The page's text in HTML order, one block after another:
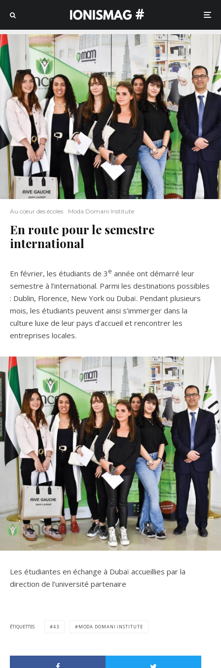
#
Au cœur des écoles Moda Domani Institute
En route pour le semestre
international
En février, les étudiants de 3e année ont démarré leur
semestre à l’international. Parmi les destinations possibles
: Dublin, Florence, New York ou Dubaï. Pendant plusieurs
mois, les étudiants peuvent ainsi s’immerger dans la
culture luxe de leur pays d’accueil et rencontrer les
entreprises locales.
Les étudiantes en échange à Dubaï accueillies par la
direction de l’université partenaire
ÉTIQUETTES 43 MODA DOMANI INSTITUTE